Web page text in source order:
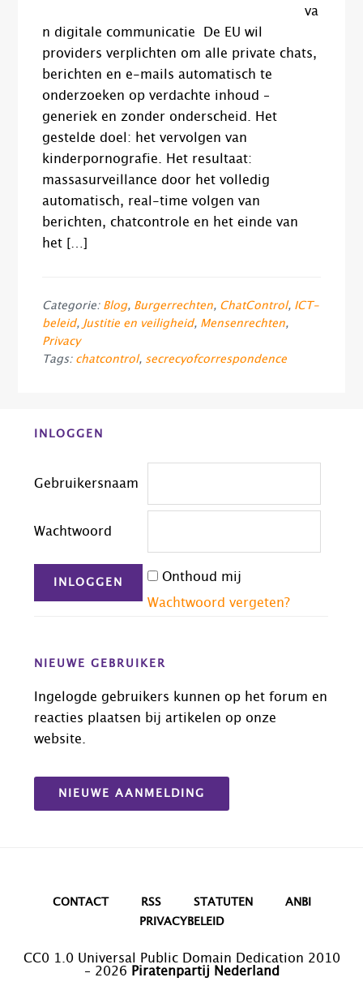
va
n digitale communicatie De EU wil
providers verplichten om alle private chats,
berichten en e-mails automatisch te
onderzoeken op verdachte inhoud –
generiek en zonder onderscheid. Het
gestelde doel: het vervolgen van
kinderpornografie. Het resultaat:
massasurveillance door het volledig
automatisch, real-time volgen van
berichten, chatcontrole en het einde van
het […]
Categorie: Blog, Burgerrechten, ChatControl, ICT-
beleid, Justitie en veiligheid, Mensenrechten,
Privacy
Tags: chatcontrol, secrecyofcorrespondence
Before
INLOGGEN
Gebruikersnaam
Wachtwoord
Onthoud mij
Wachtwoord vergeten?
NIEUWE GEBRUIKER
Ingelogde gebruikers kunnen op het forum en
reacties plaatsen bij artikelen op onze
website.
NIEUWE AANMELDING
CONTACT RSS STATUTEN
ANBI
PRIVACYBELEID
CC0 1.0 Universal Public Domain Dedication 2010
– 2026 Piratenpartij Nederland